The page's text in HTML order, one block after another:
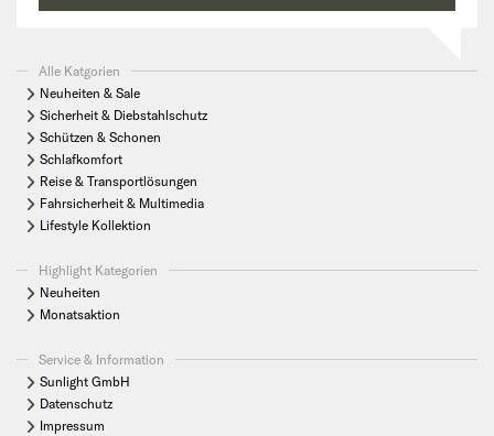
Alle Katgorien
Neuheiten & Sale
Sicherheit & Diebstahlschutz
Schützen & Schonen
Schlafkomfort
Reise & Transportlösungen
Fahrsicherheit & Multimedia
Lifestyle Kollektion
Highlight Kategorien
Neuheiten
Monatsaktion
Service & Information
Sunlight GmbH
Datenschutz
Impressum